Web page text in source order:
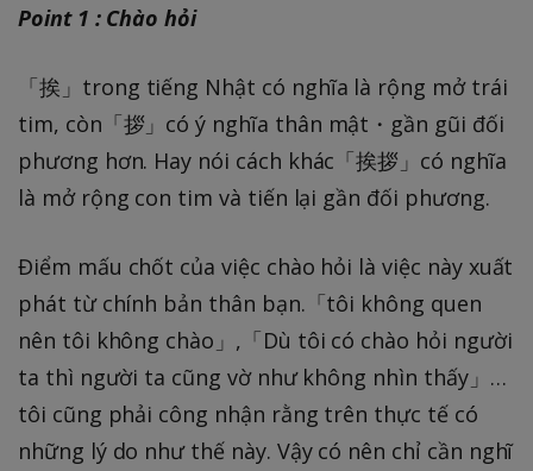
Point 1 : Chào hỏi
「挨」trong tiếng Nhật có nghĩa là rộng mở trái
tim, còn「拶」có ý nghĩa thân mật・gần gũi đối
phương hơn. Hay nói cách khác「挨拶」có nghĩa
là mở rộng con tim và tiến lại gần đối phương.
Điểm mấu chốt của việc chào hỏi là việc này xuất
phát từ chính bản thân bạn.「tôi không quen
nên tôi không chào」,「Dù tôi có chào hỏi người
ta thì người ta cũng vờ như không nhìn thấy」…
tôi cũng phải công nhận rằng trên thực tế có
những lý do như thế này. Vậy có nên chỉ cần nghĩ